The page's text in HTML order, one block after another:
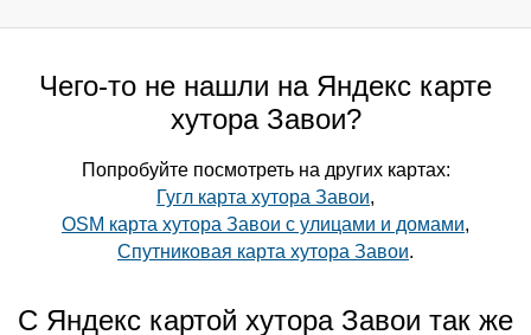
Чего-то не нашли на Яндекс карте
хутора Завои?
Попробуйте посмотреть на других картах:
Гугл карта хутора Завои,
OSM карта хутора Завои с улицами и домами,
Спутниковая карта хутора Завои.
С Яндекс картой хутора Завои так же